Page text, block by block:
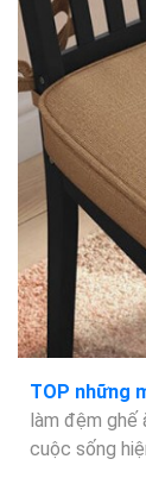
TOP những
làm đệm ghế
cuộc sống